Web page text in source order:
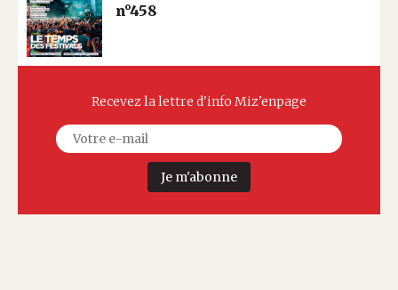
n°458
Recevez la lettre d'info Miz'enpage
Je m'abonne